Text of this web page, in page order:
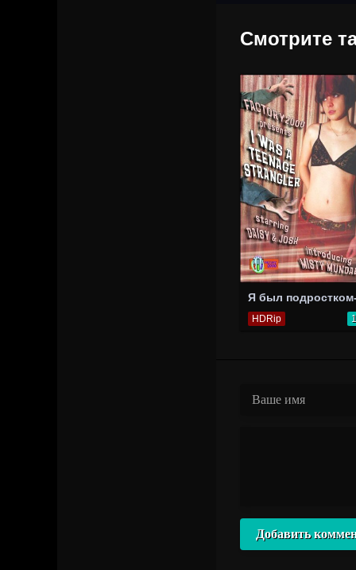
Смотрите
HDRip
Добавить